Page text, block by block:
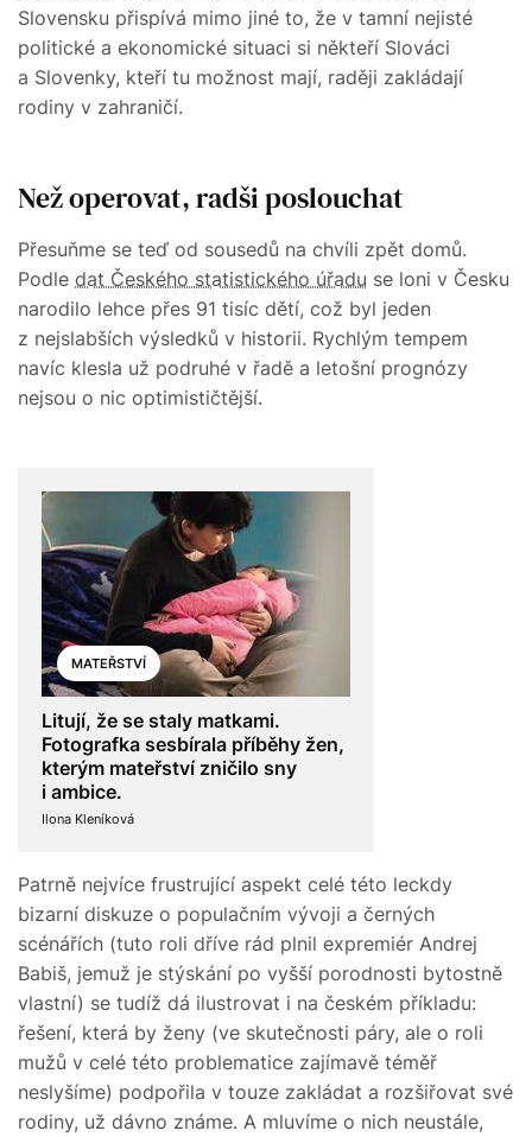
Slovensku přispívá mimo jiné to, že v tamní nejisté
politické a ekonomické situaci si někteří Slováci
a Slovenky, kteří tu možnost mají, raději zakládají
rodiny v zahraničí.
Než operovat, radši poslouchat
Přesuňme se teď od sousedů na chvíli zpět domů.
Podle dat Českého statistického úřadu se loni v Česku
narodilo lehce přes 91 tisíc dětí, což byl jeden
z nejslabších výsledků v historii. Rychlým tempem
navíc klesla už podruhé v řadě a letošní prognózy
nejsou o nic optimističtější.
MATEŘSTVÍ
Litují, že se staly matkami.
Fotografka sesbírala příběhy žen,
kterým mateřství zničilo sny
i ambice.
Ilona Kleníková
Patrně nejvíce frustrující aspekt celé této leckdy
bizarní diskuze o populačním vývoji a černých
scénářích (tuto roli dříve rád plnil expremiér Andrej
Babiš, jemuž je stýskání po vyšší porodnosti bytostně
vlastní) se tudíž dá ilustrovat i na českém příkladu:
řešení, která by ženy (ve skutečnosti páry, ale o roli
mužů v celé této problematice zajímavě téměř
neslyšíme) podpořila v touze zakládat a rozšiřovat své
rodiny, už dávno známe. A mluvíme o nich neustále,